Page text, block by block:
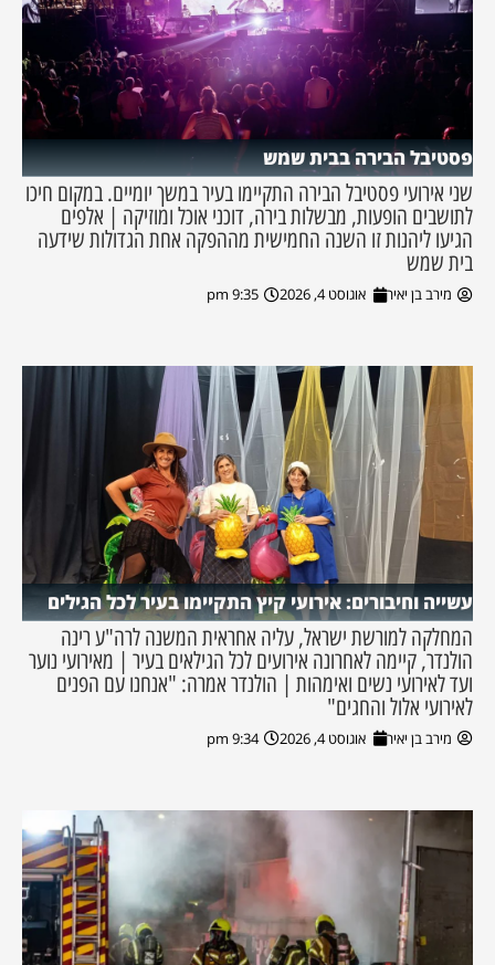
פסטיבל הבירה בבית שמש
שני אירועי פסטיבל הבירה התקיימו בעיר במשך יומיים. במקום חיכו
לתושבים הופעות, מבשלות בירה, דוכני אוכל ומוזיקה | אלפים
הגיעו ליהנות זו השנה החמישית מההפקה אחת הגדולות שידעה
בית שמש
מירב בן יאיר אוגוסט 4, 2026 9:35 pm
עשייה וחיבורים: אירועי קיץ התקיימו בעיר לכל הגילים
המחלקה למורשת ישראל, עליה אחראית המשנה לרה"ע רינה
הולנדר, קיימה לאחרונה אירועים לכל הגילאים בעיר | מאירועי נוער
ועד לאירועי נשים ואימהות | הולנדר אמרה: "אנחנו עם הפנים
לאירועי אלול והחגים"
מירב בן יאיר אוגוסט 4, 2026 9:34 pm